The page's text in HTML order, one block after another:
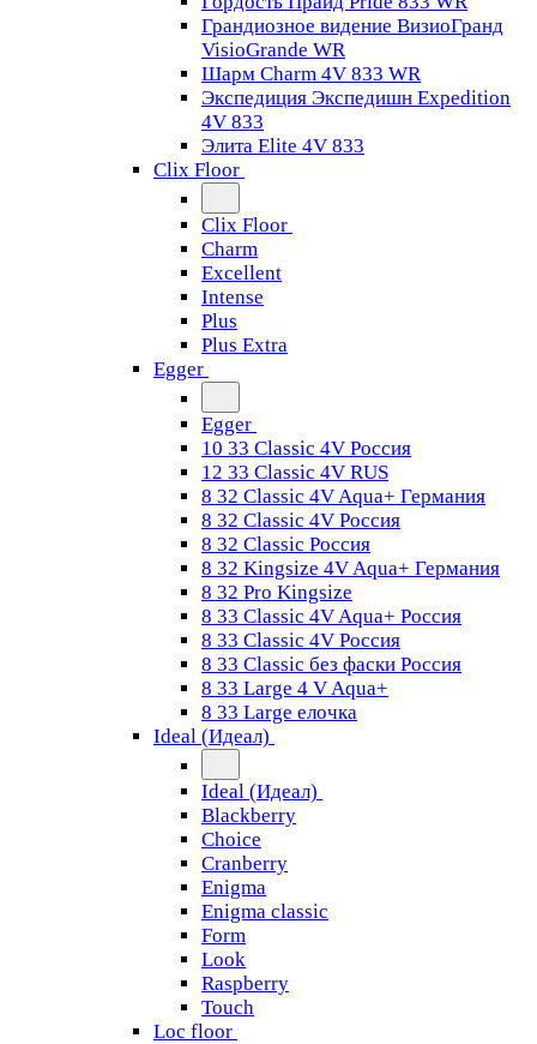
Грандиозное видение ВизиоГранд
VisioGrande WR
Шарм Charm 4V 833 WR
Экспедиция Экспедишн Expedition
4V 833
Элита Elite 4V 833
Clix Floor
Clix Floor
Charm
Excellent
Intense
Plus
Plus Extra
Egger
Egger
10 33 Classic 4V Россия
12 33 Classic 4V RUS
8 32 Classic 4V Aqua+ Германия
8 32 Classic 4V Россия
8 32 Classic Россия
8 32 Kingsize 4V Aqua+ Германия
8 32 Pro Kingsize
8 33 Classic 4V Aqua+ Россия
8 33 Classic 4V Россия
8 33 Classic без фаски Россия
8 33 Large 4 V Aqua+
8 33 Large елочка
Ideal (Идеал)
Ideal (Идеал)
Blackberry
Choice
Cranberry
Enigma
Enigma classic
Form
Look
Raspberry
Touch
Loc floor